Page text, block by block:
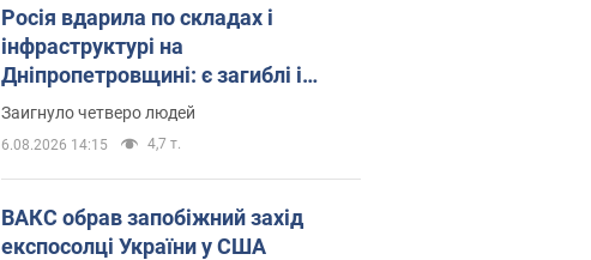
Росія вдарила по складах і
інфраструктурі на
Дніпропетровщині: є загиблі і
поранені. Фото
Заигнуло четверо людей
6.08.2026 14:15 4,7 т.
ВАКС обрав запобіжний захід
експосолці України у США